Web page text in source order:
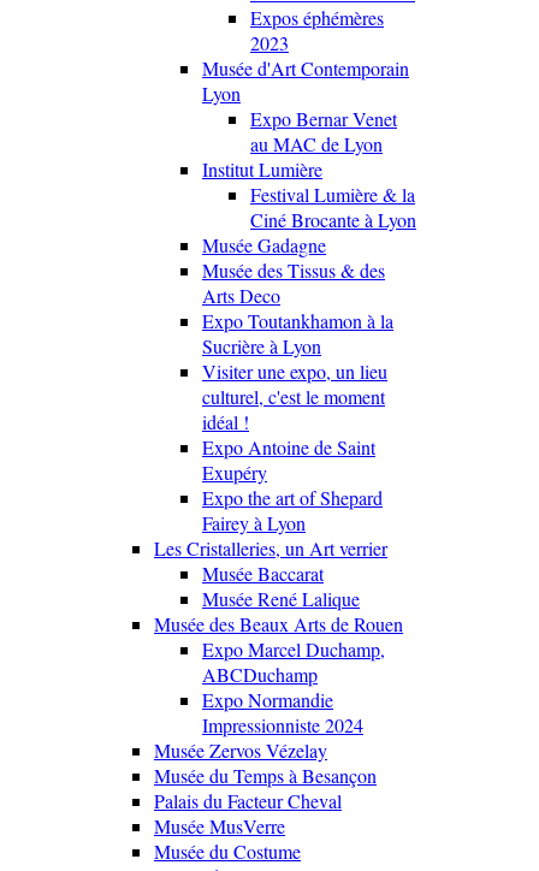
Expos éphémères
2023
Musée d'Art Contemporain
Lyon
Expo Bernar Venet
au MAC de Lyon
Institut Lumière
Festival Lumière & la
Ciné Brocante à Lyon
Musée Gadagne
Musée des Tissus & des
Arts Deco
Expo Toutankhamon à la
Sucrière à Lyon
Visiter une expo, un lieu
culturel, c'est le moment
idéal !
Expo Antoine de Saint
Exupéry
Expo the art of Shepard
Fairey à Lyon
Les Cristalleries, un Art verrier
Musée Baccarat
Musée René Lalique
Musée des Beaux Arts de Rouen
Expo Marcel Duchamp,
ABCDuchamp
Expo Normandie
Impressionniste 2024
Musée Zervos Vézelay
Musée du Temps à Besançon
Palais du Facteur Cheval
Musée MusVerre
Musée du Costume